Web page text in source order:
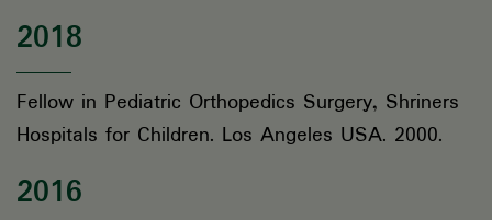
2018
Fellow in Pediatric Orthopedics Surgery, Shriners
Hospitals for Children. Los Angeles USA. 2000.
2016